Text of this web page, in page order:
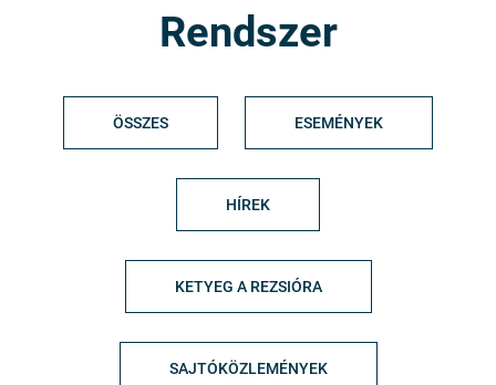
Rendszer
ÖSSZES ESEMÉNYEK
HÍREK
KETYEG A REZSIÓRA
SAJTÓKÖZLEMÉNYEK